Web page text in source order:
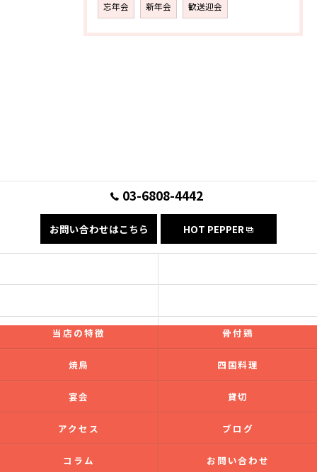
忘年会 新年会 歓送迎会
03-6808-4442
お問い合わせはこちら HOT PEPPER
当店の特徴 骨付鶏
焼鳥 四国料理
宴会 貸切
アクセス ブログ
コラム お問い合わせ